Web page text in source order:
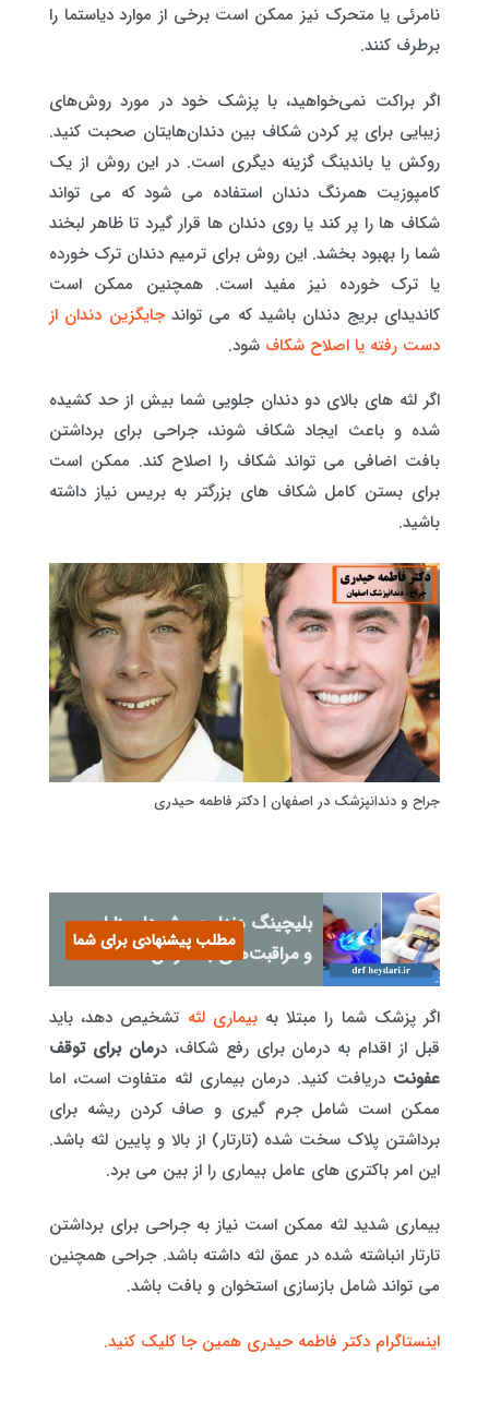
نامرئی یا متحرک نیز ممکن است برخی از موارد دیاستما را
برطرف کنند.
اگر براکت نمی‌خواهید، با پزشک خود در مورد روش‌های
زیبایی برای پر کردن شکاف بین دندان‌هایتان صحبت کنید.
روکش یا باندینگ گزینه دیگری است. در این روش از یک
کامپوزیت همرنگ دندان استفاده می شود که می تواند
شکاف ها را پر کند یا روی دندان ها قرار گیرد تا ظاهر لبخند
شما را بهبود بخشد. این روش برای ترمیم دندان ترک خورده
یا ترک خورده نیز مفید است. همچنین ممکن است
کاندیدای بریج دندان باشید که می تواندجایگزین دندان از
دست رفته یا اصلاح شکاف شود.
اگر لثه های بالای دو دندان جلویی شما بیش از حد کشیده
شده و باعث ایجاد شکاف شوند، جراحی برای برداشتن
بافت اضافی می تواند شکاف را اصلاح کند. ممکن است
برای بستن کامل شکاف های بزرگتر به بریس نیاز داشته
باشید.
جراح و دندانپزشک در اصفهان | دکتر فاطمه حیدری
بلیچینگ دندان؛ روش‌ها، مزایا
و مراقبت‌های بعد از آن
مطلب پیشنهادی برای شما
اگر پزشک شما را مبتلا بهبیماری لثه تشخیص دهد، باید
قبل از اقدام به درمان برای رفع شکاف، درمان برای توقف
عفونت دریافت کنید. درمان بیماری لثه متفاوت است، اما
ممکن است شامل جرم گیری و صاف کردن ریشه برای
برداشتن پلاک سخت شده (تارتار) از بالا و پایین لثه باشد.
این امر باکتری های عامل بیماری را از بین می برد.
بیماری شدید لثه ممکن است نیاز به جراحی برای برداشتن
تارتار انباشته شده در عمق لثه داشته باشد. جراحی همچنین
می تواند شامل بازسازی استخوان و بافت باشد.
اینستاگرام دکتر فاطمه حیدری همین جا کلیک کنید.